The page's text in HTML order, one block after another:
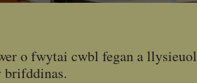
o fwytai cwbl fegan a llysieuol
brifddinas.